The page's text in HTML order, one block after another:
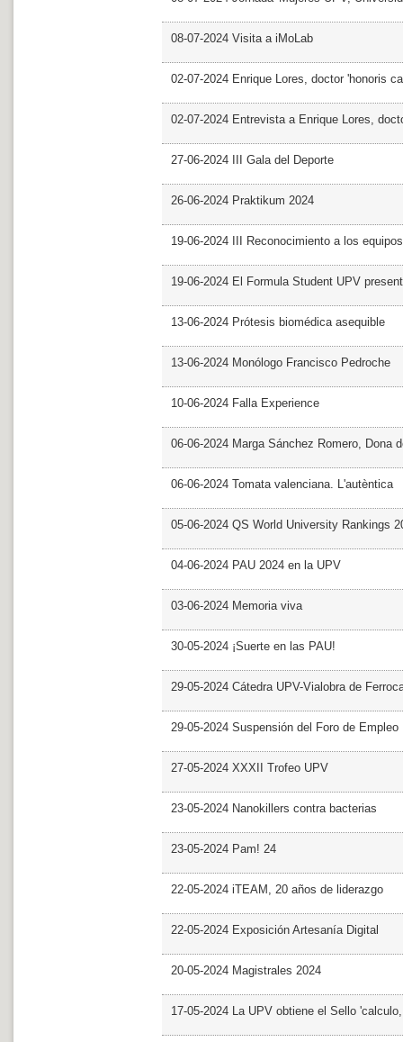
08-07-2024 Visita a iMoLab
02-07-2024 Enrique Lores, doctor 'honoris
02-07-2024 Entrevista a Enrique Lores,
27-06-2024 III Gala del Deporte
26-06-2024 Praktikum 2024
19-06-2024 III Reconocimiento a los
19-06-2024 El Formula Student UPV
13-06-2024 Prótesis biomédica asequible
13-06-2024 Monólogo Francisco Pedroche
10-06-2024 Falla Experience
06-06-2024 Marga Sánchez Romero, Dona
06-06-2024 Tomata valenciana. L'autèntica
05-06-2024 QS World University Rankings
04-06-2024 PAU 2024 en la UPV
03-06-2024 Memoria viva
30-05-2024 ¡Suerte en las PAU!
29-05-2024 Cátedra UPV-Vialobra de
29-05-2024 Suspensión del Foro de Empleo
27-05-2024 XXXII Trofeo UPV
23-05-2024 Nanokillers contra bacterias
23-05-2024 Pam! 24
22-05-2024 iTEAM, 20 años de liderazgo
22-05-2024 Exposición Artesanía Digital
20-05-2024 Magistrales 2024
17-05-2024 La UPV obtiene el Sello